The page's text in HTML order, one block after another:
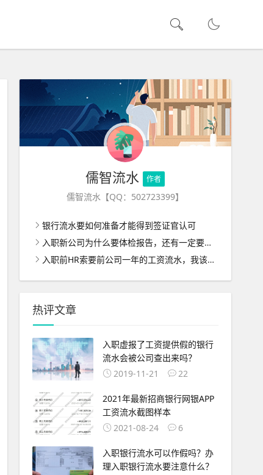
儒智流水 作者
儒智流水【QQ：502723399】
银行流水要如何准备才能得到签证官认可
入职新公司为什么要体检报告，还有一定要去三甲医院体检吗？
入职前HR索要前公司一年的工资流水，我该怎么做才能顺利通过？
热评文章
入职虚报了工资提供假的银行
流水会被公司查出来吗？
2019-11-21
22
2021年最新招商银行网银APP
工资流水截图样本
2021-08-24
6
入职银行流水可以作假吗？办
理入职银行流水要注意什么？